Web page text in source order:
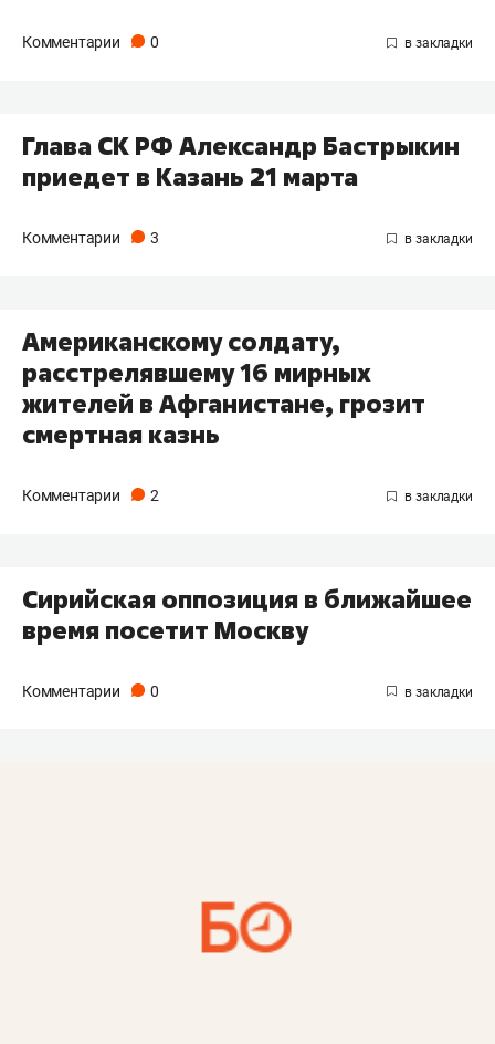
Комментарии 0
Глава СК РФ Александр Бастрыкин
приедет в Казань 21 марта
Комментарии 3
Американскому солдату,
расстрелявшему 16 мирных
жителей в Афганистане, грозит
смертная казнь
Комментарии 2
Сирийская оппозиция в ближайшее
время посетит Москву
Комментарии 0